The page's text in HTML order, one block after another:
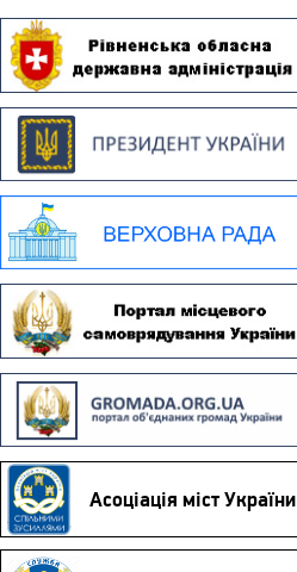
Асоціація міст України